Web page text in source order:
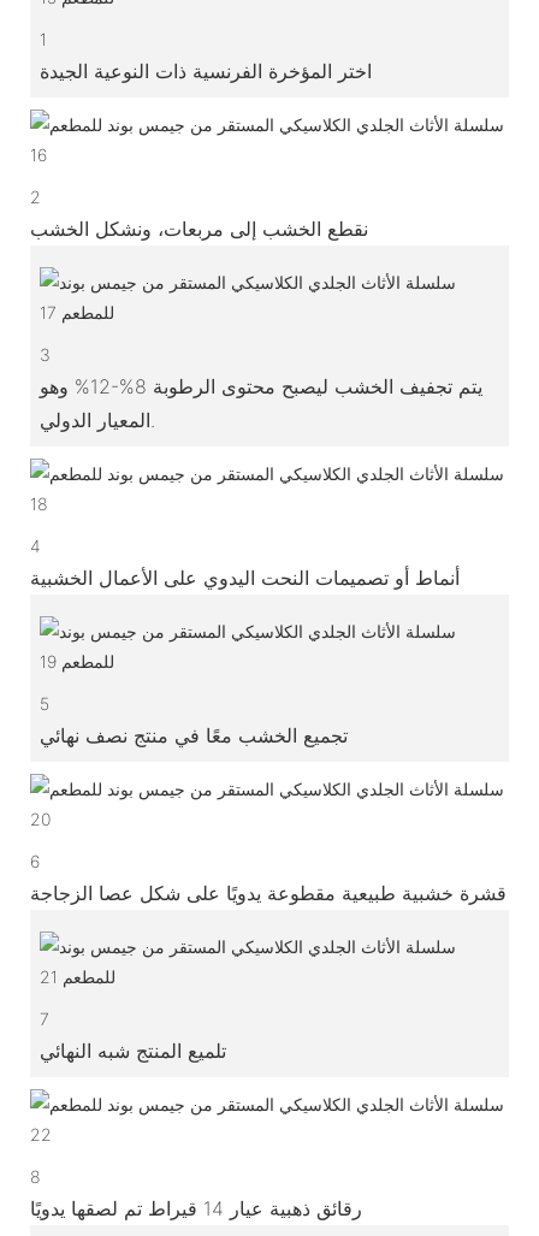
1
اختر المؤخرة الفرنسية ذات النوعية الجيدة
2
نقطع الخشب إلى مربعات، ونشكل الخشب
3
يتم تجفيف الخشب ليصبح محتوى الرطوبة 8%-12% وهو
4
أنماط أو تصميمات النحت اليدوي على الأعمال الخشبية
5
تجميع الخشب معًا في منتج نصف نهائي
6
قشرة خشبية طبيعية مقطوعة يدويًا على شكل عصا الزجاجة
7
تلميع المنتج شبه النهائي
8
رقائق ذهبية عيار 14 قيراط تم لصقها يدويًا